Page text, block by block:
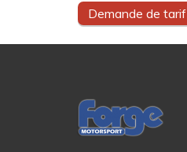
Demande de tarif